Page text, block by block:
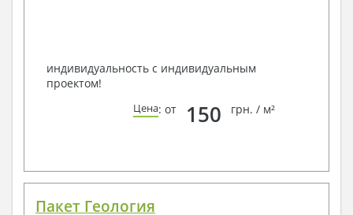
индивидуальность с индивидуальным
проектом!
Цена: от 150 грн. / м²
Пакет Геология